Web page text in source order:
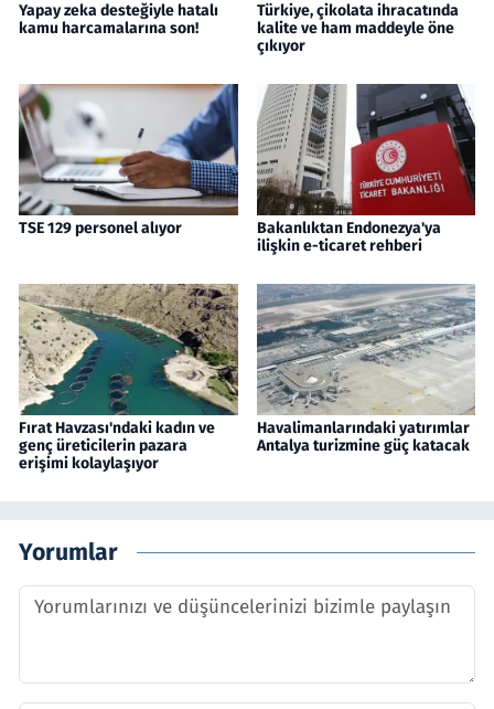
Yapay zeka desteğiyle hatalı
kamu harcamalarına son!
Türkiye, çikolata ihracatında
kalite ve ham maddeyle öne
çıkıyor
TSE 129 personel alıyor
Bakanlıktan Endonezya'ya
ilişkin e-ticaret rehberi
Fırat Havzası'ndaki kadın ve
genç üreticilerin pazara
erişimi kolaylaşıyor
Havalimanlarındaki yatırımlar
Antalya turizmine güç katacak
Yorumlar